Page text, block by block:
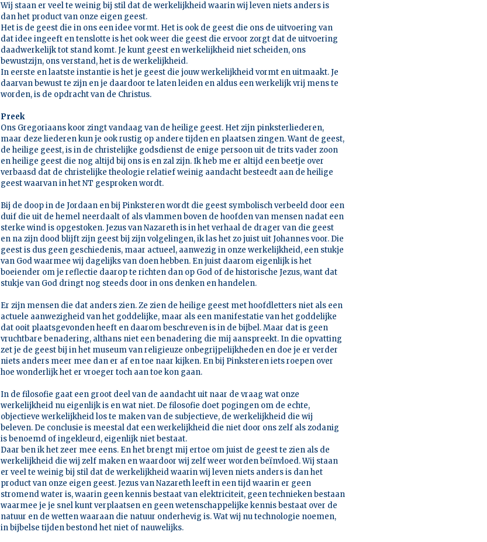
Wij staan er veel te weinig bij stil dat de werkelijkheid waarin wij leven niets anders is
dan het product van onze eigen geest.
Het is de geest die in ons een idee vormt. Het is ook de geest die ons de uitvoering van
dat idee ingeeft en tenslotte is het ook weer die geest die ervoor zorgt dat de uitvoering
daadwerkelijk tot stand komt. Je kunt geest en werkelijkheid niet scheiden, ons
bewustzijn, ons verstand, het is de werkelijkheid.
In eerste en laatste instantie is het je geest die jouw werkelijkheid vormt en uitmaakt. Je
daarvan bewust te zijn en je daardoor te laten leiden en aldus een werkelijk vrij mens te
worden, is de opdracht van de Christus.
Preek
Ons Gregoriaans koor zingt vandaag van de heilige geest. Het zijn pinksterliederen,
maar deze liederen kun je ook rustig op andere tijden en plaatsen zingen. Want de geest,
de heilige geest, is in de christelijke godsdienst de enige persoon uit de trits vader zoon
en heilige geest die nog altijd bij ons is en zal zijn. Ik heb me er altijd een beetje over
verbaasd dat de christelijke theologie relatief weinig aandacht besteedt aan de heilige
geest waarvan in het NT gesproken wordt.
Bij de doop in de Jordaan en bij Pinksteren wordt die geest symbolisch verbeeld door een
duif die uit de hemel neerdaalt of als vlammen boven de hoofden van mensen nadat een
sterke wind is opgestoken. Jezus van Nazareth is in het verhaal de drager van die geest
en na zijn dood blijft zijn geest bij zijn volgelingen, ik las het zo juist uit Johannes voor. Die
geest is dus geen geschiedenis, maar actueel, aanwezig in onze werkelijkheid, een stukje
van God waarmee wij dagelijks van doen hebben. En juist daarom eigenlijk is het
boeiender om je reflectie daarop te richten dan op God of de historische Jezus, want dat
stukje van God dringt nog steeds door in ons denken en handelen.
Er zijn mensen die dat anders zien. Ze zien de heilige geest met hoofdletters niet als een
actuele aanwezigheid van het goddelijke, maar als een manifestatie van het goddelijke
dat ooit plaatsgevonden heeft en daarom beschreven is in de bijbel. Maar dat is geen
vruchtbare benadering, althans niet een benadering die mij aanspreekt. In die opvatting
zet je de geest bij in het museum van religieuze onbegrijpelijkheden en doe je er verder
niets anders meer mee dan er af en toe naar kijken. En bij Pinksteren iets roepen over
hoe wonderlijk het er vroeger toch aan toe kon gaan.
In de filosofie gaat een groot deel van de aandacht uit naar de vraag wat onze
werkelijkheid nu eigenlijk is en wat niet. De filosofie doet pogingen om de echte,
objectieve werkelijkheid los te maken van de subjectieve, de werkelijkheid die wij
beleven. De conclusie is meestal dat een werkelijkheid die niet door ons zelf als zodanig
is benoemd of ingekleurd, eigenlijk niet bestaat.
Daar ben ik het zeer mee eens. En het brengt mij ertoe om juist de geest te zien als de
werkelijkheid die wij zelf maken en waardoor wij zelf weer worden beïnvloed. Wij staan
er veel te weinig bij stil dat de werkelijkheid waarin wij leven niets anders is dan het
product van onze eigen geest. Jezus van Nazareth leeft in een tijd waarin er geen
stromend water is, waarin geen kennis bestaat van elektriciteit, geen technieken bestaan
waarmee je je snel kunt verplaatsen en geen wetenschappelijke kennis bestaat over de
natuur en de wetten waaraan die natuur onderhevig is. Wat wij nu technologie noemen,
in bijbelse tijden bestond het niet of nauwelijks.